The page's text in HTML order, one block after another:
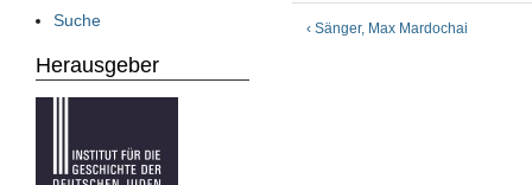
‹ Sänger, Max Mardochai
Suche
Herausgeber